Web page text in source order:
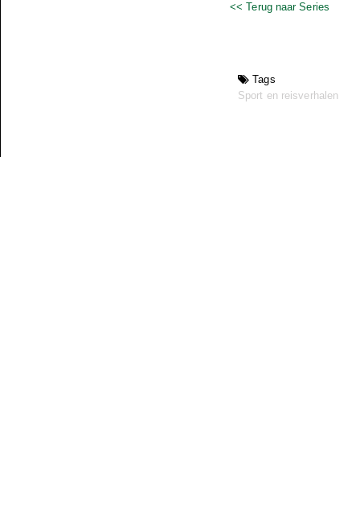
<< Terug naar Series
Tags
Sport en reisverhalen